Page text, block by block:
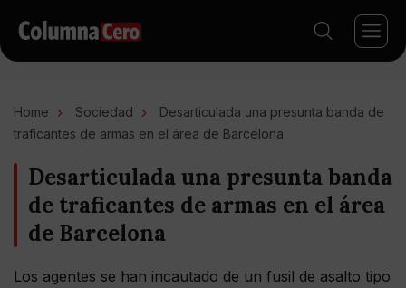
Home Sociedad
Desarticulada una presunta banda de
traficantes de armas en el área de Barcelona
Desarticulada una presunta banda
de traficantes de armas en el área
de Barcelona
Los agentes se han incautado de un fusil de asalto tipo